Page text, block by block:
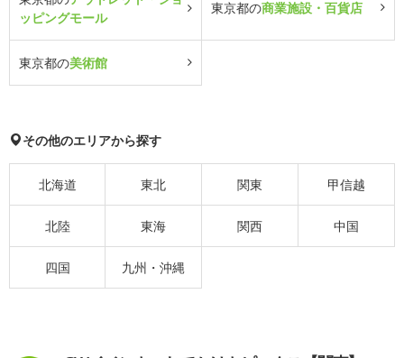
ッピングモール
東京都の商業施設・百貨店
東京都の美術館
その他のエリアから探す
北海道 東北 関東 甲信越
北陸 東海 関西 中国
四国 九州・沖縄